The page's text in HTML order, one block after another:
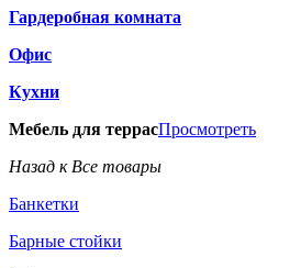
Гардеробная комната
Офис
Кухни
Мебель для террасПросмотреть
Назад к Все товары
Банкетки
Барные стойки